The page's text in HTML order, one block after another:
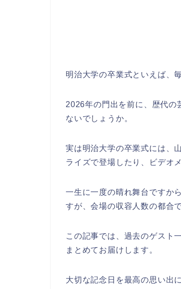
明治大学の卒業式といえば、
2026年の門出を前に、歴代の
ないでしょうか。
実は明治大学の卒業式には、
ライズで登場したり、ビデオ
一生に一度の晴れ舞台ですか
すが、会場の収容人数の都合
この記事では、過去のゲスト
まとめてお届けします。
大切な記念日を最高の思い出